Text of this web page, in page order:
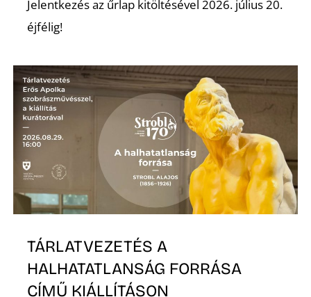
Jelentkezés az űrlap kitöltésével 2026. július 20.
éjfélig!
TÁRLATVEZETÉS A
HALHATATLANSÁG FORRÁSA
CÍMŰ KIÁLLÍTÁSON